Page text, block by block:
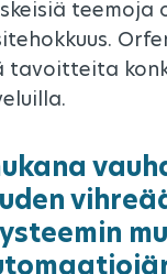
teemoja
tavoitteita